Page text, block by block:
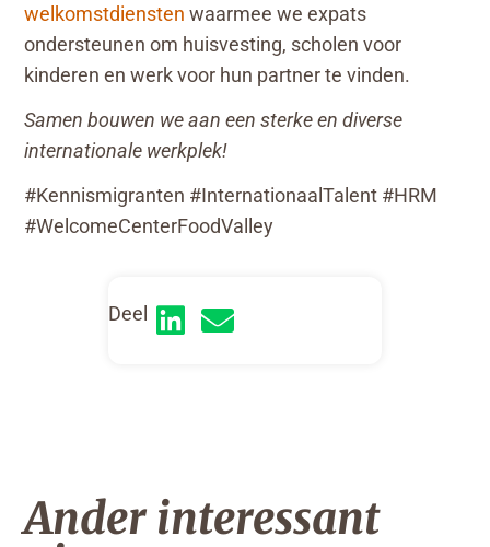
Deel
welkomstdiensten waarmee we expats
ondersteunen om huisvesting, scholen voor
kinderen en werk voor hun partner te vinden.
Samen bouwen we aan een sterke en diverse
internationale werkplek!
#Kennismigranten #InternationaalTalent #HRM
#WelcomeCenterFoodValley
Ander interessant